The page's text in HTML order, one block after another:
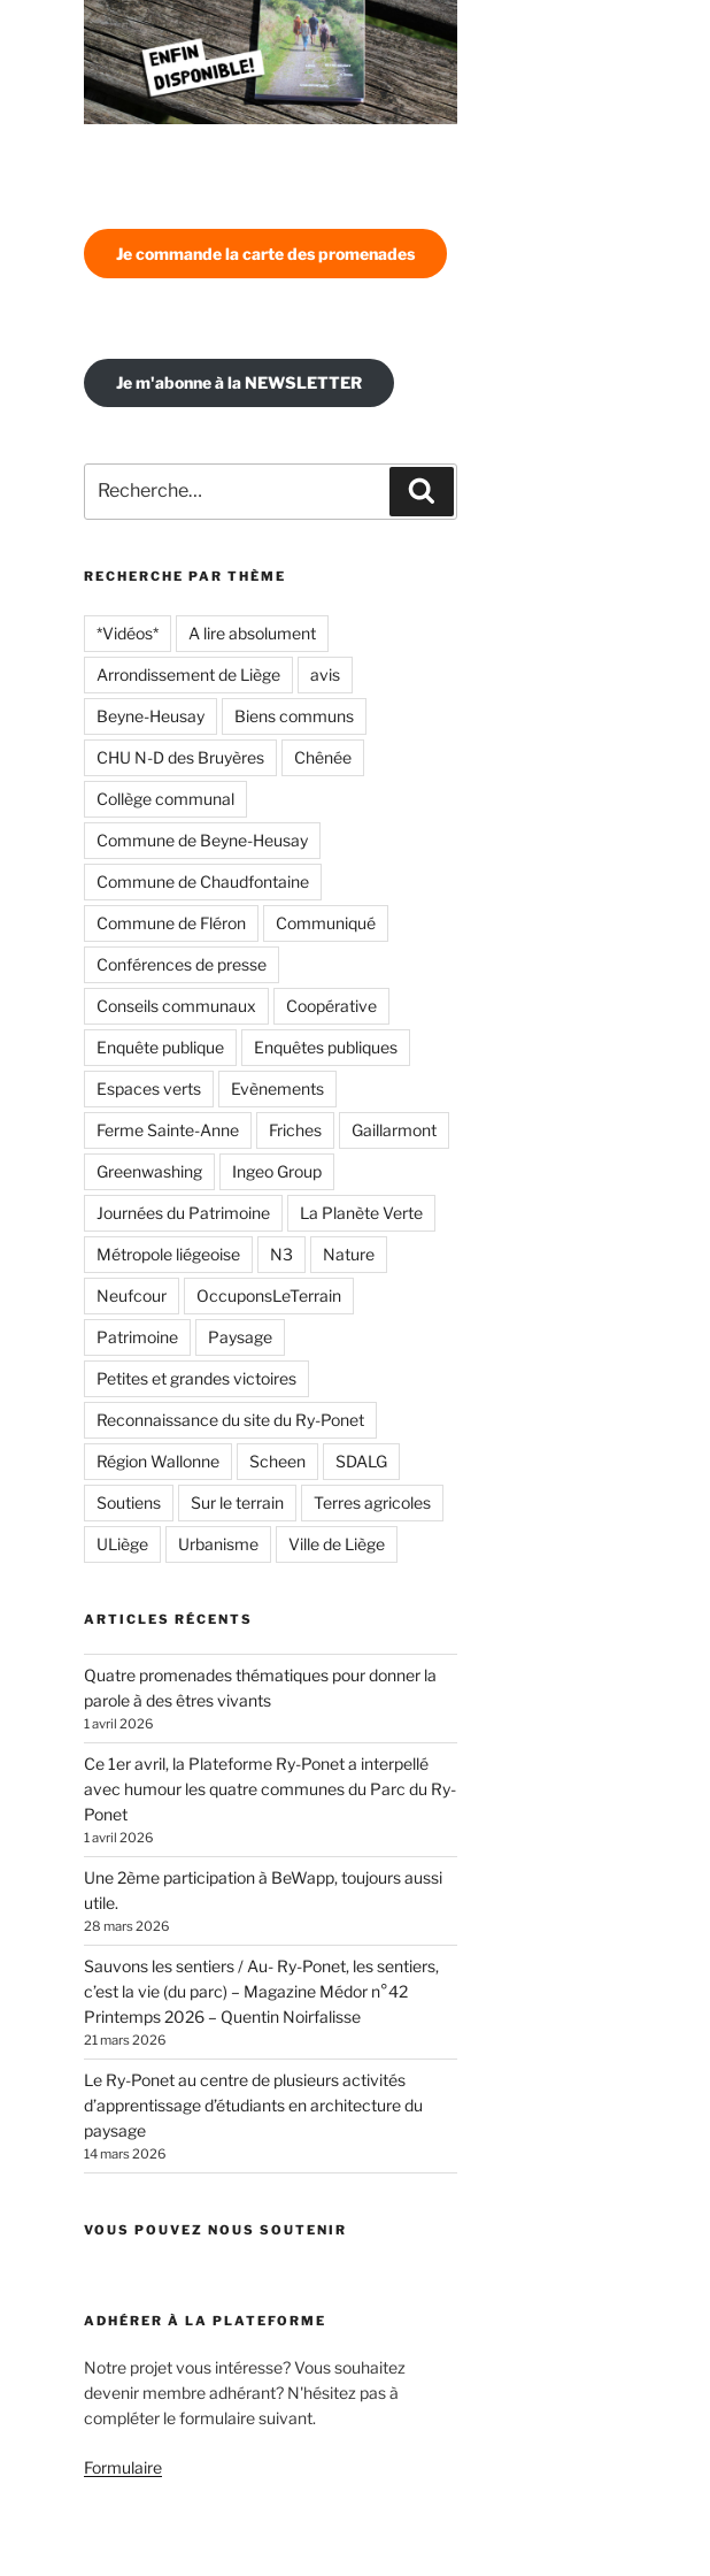
Je commande la carte des promenades
Je m'abonne à la NEWSLETTER
pour
:
RECHERCHE PAR THÈME
*Vidéos* A lire absolument
Arrondissement de Liège avis
Beyne-Heusay Biens communs
CHU N-D des Bruyères Chênée
Collège communal
Commune de Beyne-Heusay
Commune de Chaudfontaine
Commune de Fléron Communiqué
Conférences de presse
Conseils communaux Coopérative
Enquête publique Enquêtes publiques
Espaces verts Evènements
Ferme Sainte-Anne Friches Gaillarmont
Greenwashing Ingeo Group
Journées du Patrimoine La Planète Verte
Métropole liégeoise N3 Nature
Neufcour OccuponsLeTerrain
Patrimoine Paysage
Petites et grandes victoires
Reconnaissance du site du Ry-Ponet
Région Wallonne Scheen SDALG
Soutiens Sur le terrain Terres agricoles
ULiège Urbanisme Ville de Liège
ARTICLES RÉCENTS
Quatre promenades thématiques pour donner la
parole à des êtres vivants
1 avril 2026
Ce 1er avril, la Plateforme Ry-Ponet a interpellé
avec humour les quatre communes du Parc du Ry-
Ponet
1 avril 2026
Une 2ème participation à BeWapp, toujours aussi
utile.
28 mars 2026
Sauvons les sentiers / Au- Ry-Ponet, les sentiers,
c’est la vie (du parc) – Magazine Médor n°42
Printemps 2026 – Quentin Noirfalisse
21 mars 2026
Le Ry-Ponet au centre de plusieurs activités
d’apprentissage d’étudiants en architecture du
paysage
14 mars 2026
VOUS POUVEZ NOUS SOUTENIR
ADHÉRER À LA PLATEFORME
Notre projet vous intéresse? Vous souhaitez
devenir membre adhérant? N'hésitez pas à
compléter le formulaire suivant.
Formulaire